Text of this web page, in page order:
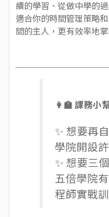
續的學習、從做中學的
適合你的時間管理策略
間的主人，更有效率地
👩‍🏫 課務小
✨ 想要再
學院開設
✨ 想要三
五倍學院有
程師實戰